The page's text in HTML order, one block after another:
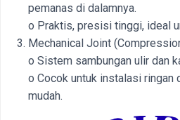
pemanas di dalamnya.
o Praktis, presisi tinggi, ideal
Mechanical Joint
o Sistem sambungan ulir dan
o Cocok untuk instalasi ringan
mudah.